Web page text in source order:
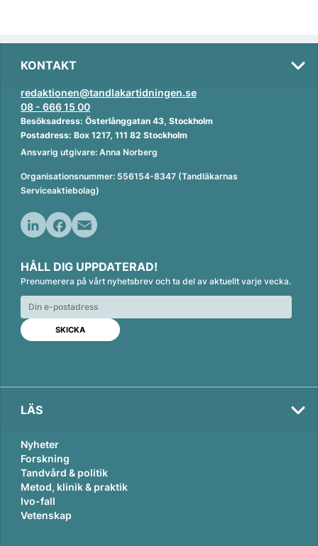
KONTAKT
redaktionen@tandlakartidningen.se
08 - 666 15 00
Besöksadress: Österlånggatan 43, Stockholm
Postadress: Box 1217, 111 82 Stockholm
Ansvarig utgivare: Anna Norberg
Organisationsnummer: 556154-8347 (Tandläkarnas
Serviceaktiebolag)
n
k
e
d
n
c
e
b
o
o
k
a
i
l
HÅLL DIG UPPDATERAD!
Prenumerera på vårt nyhetsbrev och ta del av aktuellt varje vecka.
LÄS
Nyheter
Forskning
Tandvård & politik
Metod, klinik & praktik
Ivo-fall
Vetenskap